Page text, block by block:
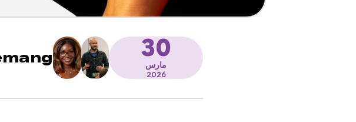
30
مارس
2026